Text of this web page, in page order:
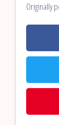
Originally